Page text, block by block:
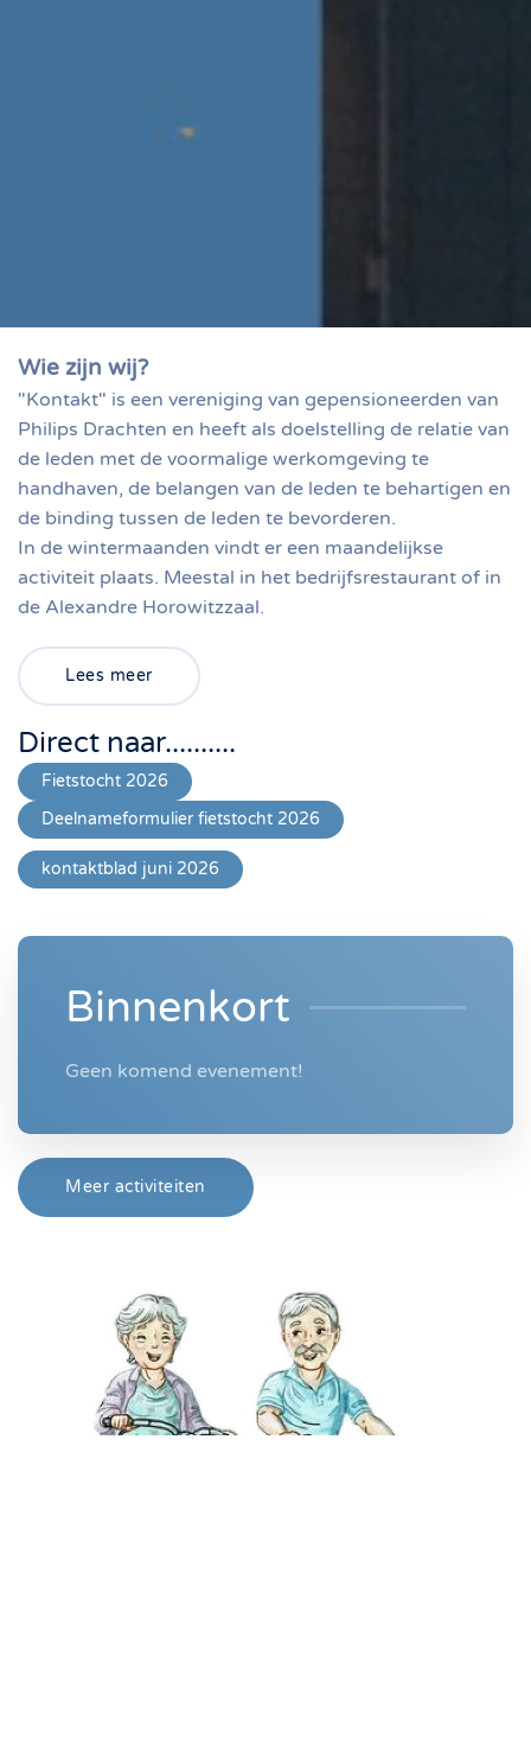
Wie zijn wij?
"Kontakt" is een vereniging van gepensioneerden van
Philips Drachten en heeft als doelstelling de relatie van
de leden met de voormalige werkomgeving te
handhaven, de belangen van de leden te behartigen en
de binding tussen de leden te bevorderen.
In de wintermaanden vindt er een maandelijkse
activiteit plaats. Meestal in het bedrijfsrestaurant of in
de Alexandre Horowitzzaal.
Lees meer
Direct naar..........
Fietstocht 2026
Deelnameformulier fietstocht 2026
kontaktblad juni 2026
Binnenkort
Geen komend evenement!
Meer activiteiten